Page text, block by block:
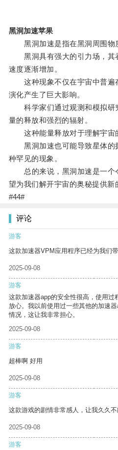
黑洞加速苹果
黑洞加速是指在黑洞周围物
黑洞具有强大的引力场，其
速度逐渐增加。
这种现象不仅在宇宙中普遍
演化产生了巨大影响。
科学家们通过观测和模拟研
量的释放和强烈的辐射。
这种能量释放对于理解宇宙
黑洞加速也可能导致星体的
种罕见的现象。
总的来说，黑洞加速是一个
望为我们解开宇宙的奥秘提供新
#44#
评论
游客
这款加速器VPM应用程序已经为我们
2025-09-08
游客
这款加速器app的安全性很高，使用过
放心。我以前使用过一些其他的加速
情况，这让我非常担心。
2025-09-08
游客
超棒啊 好用
2025-09-08
游客
这款游戏的剧情非常感人，让我久久不
2025-09-08
游客